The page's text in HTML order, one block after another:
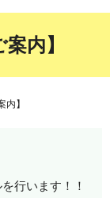
内】
内】
行います！！